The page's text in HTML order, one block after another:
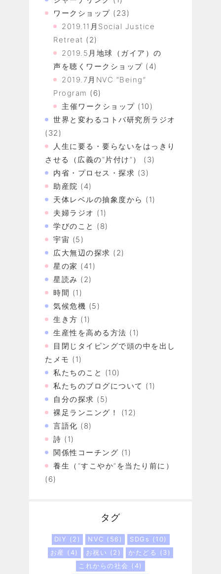
ワークショップ (23)
2019.11月Social Justice
Retreat (2)
2019.5月地球（ガイア）の
声を聴くワークショップ (4)
2019.7月NVC “Being”
Program (6)
主催ワークショップ (10)
世界と変わるコトバ研究所ラジオ
(32)
人生に要る・要らないをはっきり
させる（広義の“片付け”）
(3)
内省・プロセス・探求 (3)
助産院 (4)
天体レベルの抽象度から (1)
夫婦ラジオ (1)
学びのこと (8)
宇宙 (5)
広大無辺の探求 (2)
星の家 (41)
星読み (2)
時間 (1)
気候危機 (5)
生き方 (1)
生産性を高める方法 (1)
目閉じタイピングで頭の中を出し
たメモ (1)
私たちのこと (10)
私たちのブログについて (1)
自分の探求 (5)
裸足ランニング！
(12)
言語化 (8)
詩 (1)
関係性コーチング (1)
養生（“すこやか”を当たり前に）
(6)
タグ
DIY (2) NVC (56) SDGs (10)
お産 (4) お祝い (2) かたどる
(3)
これからの社会 (4)